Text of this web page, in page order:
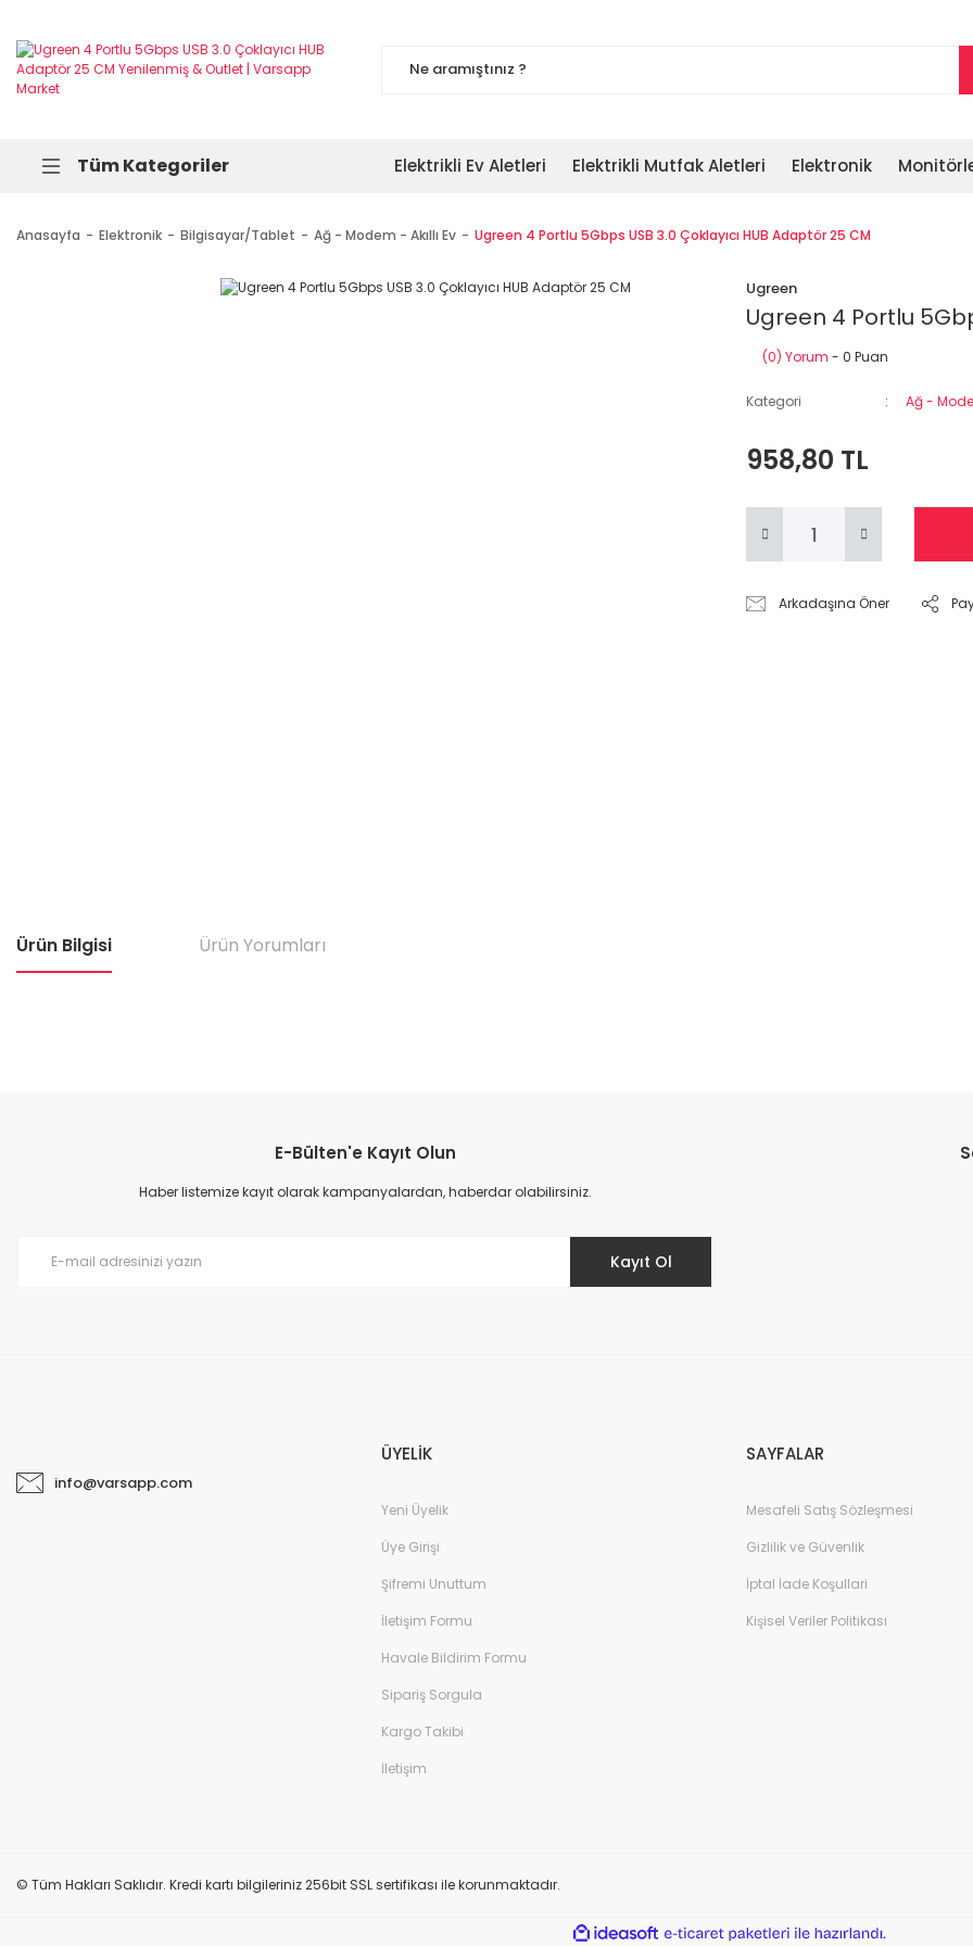
Tüm Kategoriler Elektrikli Ev Aletleri Elektrikli Mutfak Aletleri Elektronik
Anasayfa Elektronik Bilgisayar/Tablet Ağ - Modem - Akıllı Ev Ugreen 4 Portlu 5Gbps USB 3.0 Çoklayıcı HUB Adaptör 25 CM
Ugreen
Ugreen 4 Portlu
(0) Yorum - 0 Puan
Kategori Ağ -
958,80 TL
Arkadaşına Öner
Ürün Bilgisi Ürün Yorumları
E-Bülten'e Kayıt Olun
Haber listemize kayıt olarak kampanyalardan, haberdar olabilirsiniz.
Kayıt Ol
info@varsapp.com
ÜYELİK
Yeni Üyelik
Üye Girişi
Şifremi Unuttum
İletişim Formu
Havale Bildirim Formu
Sipariş Sorgula
Kargo Takibi
İletişim
SAYFALAR
Mesafeli Satış Sözleşmesi
Gizlilik ve Güvenlik
İptal İade Koşullari
Kişisel Veriler Politikası
© Tüm Hakları Saklıdır. Kredi kartı bilgileriniz 256bit SSL sertifikası ile korunmaktadır.
ideasoft
e-